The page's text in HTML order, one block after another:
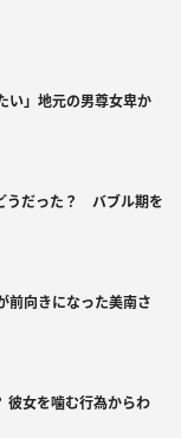
い」地元の男尊女卑か
うだった？ バブル期を
前向きになった美南さ
彼女を噛む行為からわ